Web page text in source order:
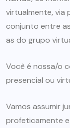
virtualmente, via
conjunto entre
as do grupo
Você é nossa/o
presencial ou
Vamos assumir
profeticamente